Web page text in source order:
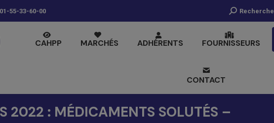
01-55-33-60-00
Recherche
Recherche
CAHPP MARCHÉS ADHÉRENTS FOURNISSEURS
CONTACT
2022 : MÉDICAMENTS SOLUTÉS –